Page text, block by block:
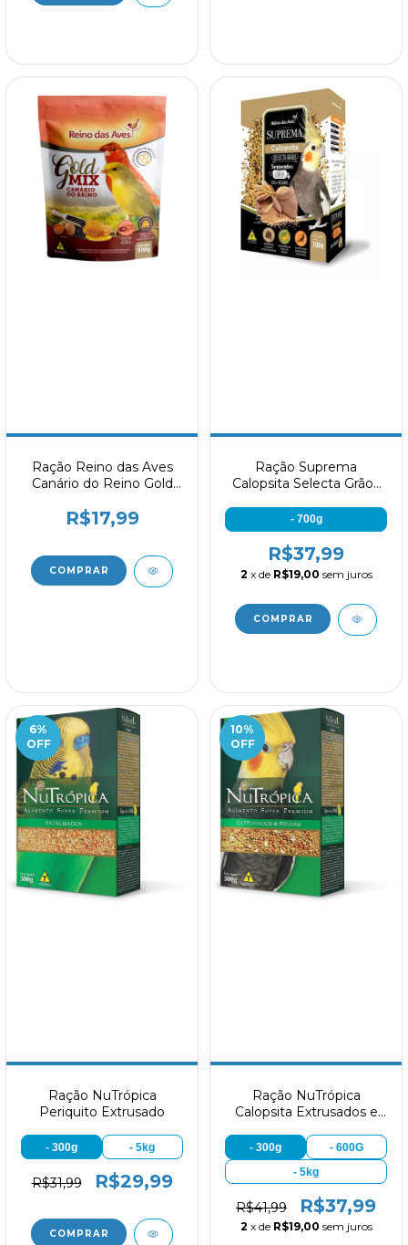
Ração Reino das Aves
Canário do Reino Gold
R$17,99
Ração Suprema
Calopsita Selecta Grãos
- 700g
R$37,99
2 x de R$19,00 sem juros
6%
OFF
Ração NuTrópica
Periquito Extrusado
- 300g - 5kg
R$31,99 R$29,99
10%
OFF
Ração NuTrópica
Calopsita Extrusados e
- 300g
- 600G
- 5kg
R$41,99 R$37,99
2 x de R$19,00 sem juros